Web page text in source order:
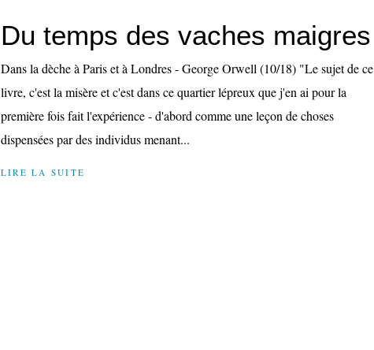
Du temps des vaches maigres
Dans la dèche à Paris et à Londres - George Orwell (10/18) "Le sujet de ce
livre, c'est la misère et c'est dans ce quartier lépreux que j'en ai pour la
première fois fait l'expérience - d'abord comme une leçon de choses
dispensées par des individus menant...
LIRE LA SUITE